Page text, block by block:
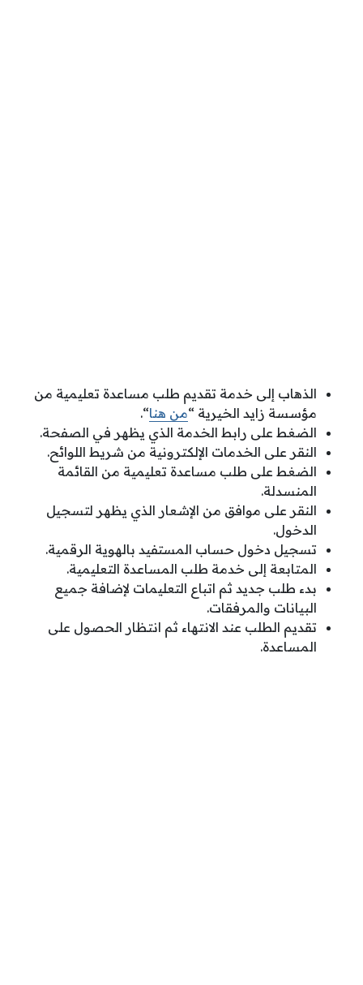
الذهاب إلى خدمة تقديم طلب مساعدة تعليمية من
مؤسسة زايد الخيرية “من هنا“.
الضغط على رابط الخدمة الذي يظهر في الصفحة.
النقر على الخدمات الإلكترونية من شريط اللوائح.
الضغط على طلب مساعدة تعليمية من القائمة
المنسدلة.
النقر على موافق من الإشعار الذي يظهر لتسجيل
الدخول.
تسجيل دخول حساب المستفيد بالهوية الرقمية.
المتابعة إلى خدمة طلب المساعدة التعليمية.
بدء طلب جديد ثم اتباع التعليمات لإضافة جميع
البيانات والمرفقات.
تقديم الطلب عند الانتهاء ثم انتظار الحصول على
المساعدة.